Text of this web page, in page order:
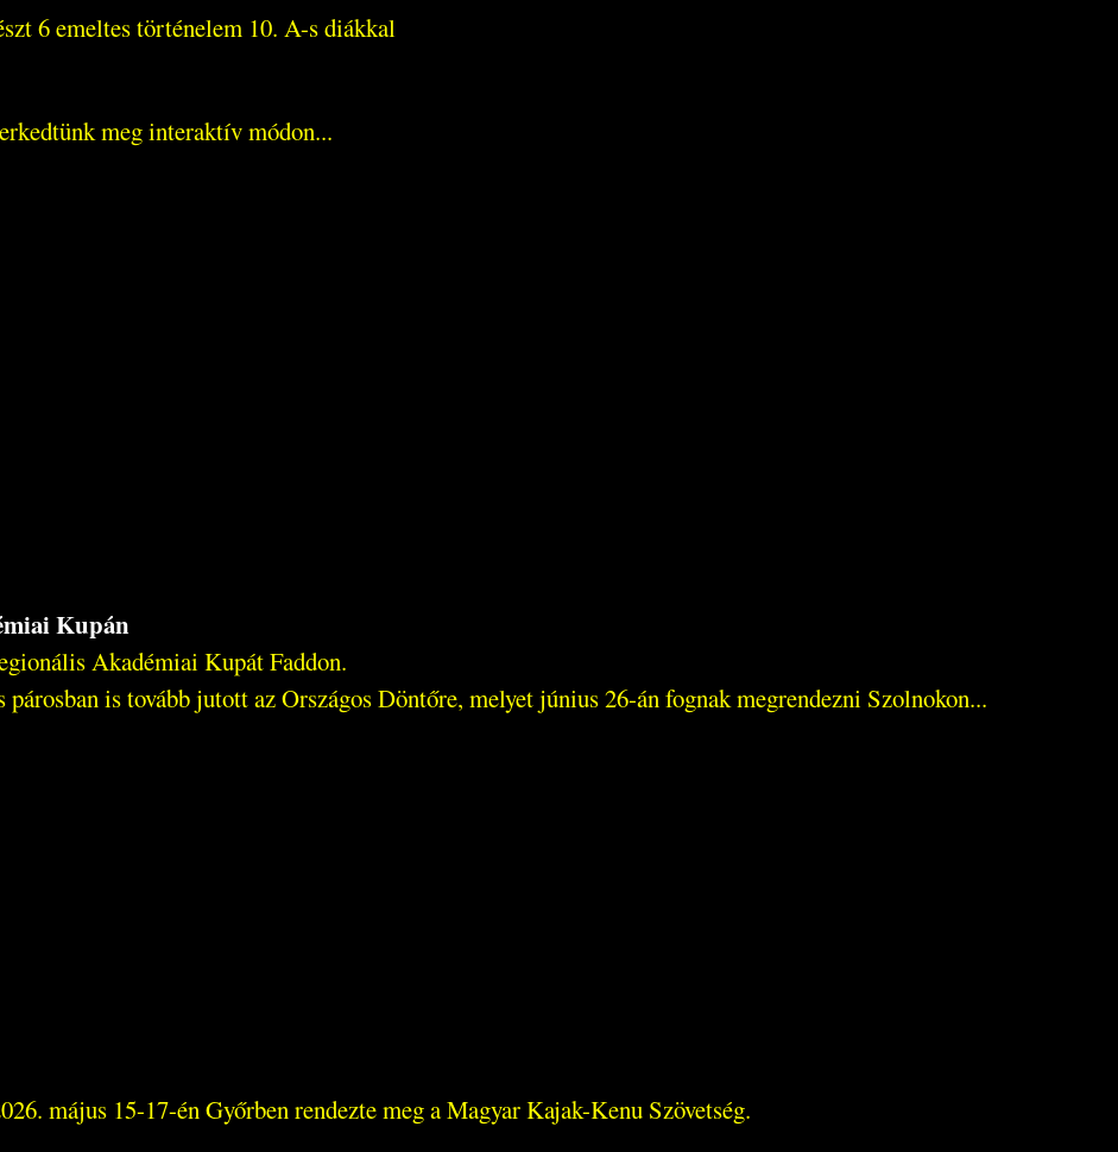
6 emeltes történelem 10. A-s diákkal
meg interaktív módon...
Kupán
Akadémiai Kupát Faddon.
is tovább jutott az Országos Döntőre, melyet június 26-án fognak megrendezni Szolnokon...
május 15-17-én Győrben rendezte meg a Magyar Kajak-Kenu Szövetség.